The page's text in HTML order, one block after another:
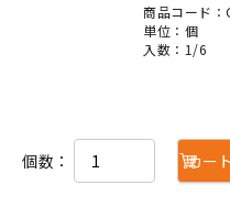
商品コード：
単位：個
入数：1/6
個数： カー